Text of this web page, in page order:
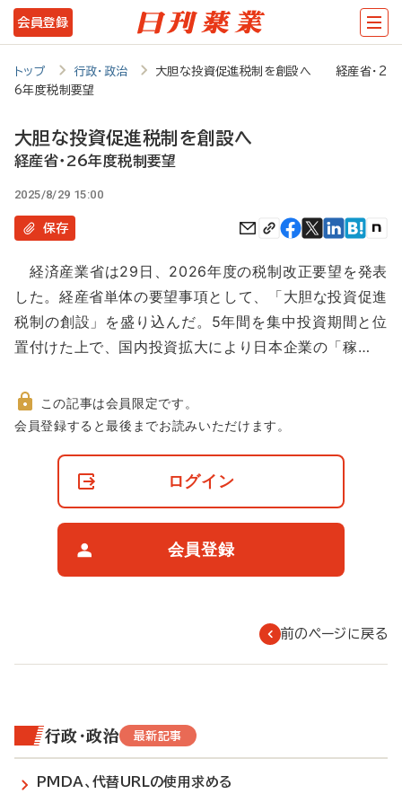
メ
イ
テ
ツ
に
会員登録
トップ 行政・政治
大胆な投資促進税制を創設へ 経産省・2
6年度税制要望
大胆な投資促進税制を創設へ
経産省・26年度税制要望
2025/8/29 15:00
保存
経済産業省は29日、2026年度の税制改正要望を発表
した。経産省単体の要望事項として、「大胆な投資促進
税制の創設」を盛り込んだ。5年間を集中投資期間と位
置付けた上で、国内投資拡大により日本企業の「稼…
非
この記事は会員限定です。
会員登録すると最後までお読みいただけます。
ログイン
会員登録
前のページに戻る
行政・政治 最新記事
PMDA、代替URLの使用求める